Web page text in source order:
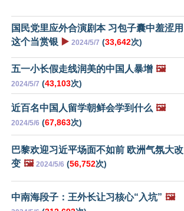
国民党里应外合演剧本 习包子囊中羞涩用
这个当赏银 ▶️ 2024/5/7 (33,642次)
五一小长假走线润美的中国人暴增 🖼️
2024/5/7 (43,103次)
近百名中国人留学朝鲜会学到什么 🖼️
2024/5/6 (67,863次)
巴黎欢迎习近平场面不如前 欧洲气氛大改
变 🖼️ 2024/5/6 (56,752次)
中南海段子：王外长让习核心“入坑” 🖼️